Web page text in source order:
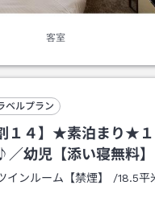
客室
ベルプラン
割１４】★素泊まり★
幼児【添い寝無料】
インルーム【禁煙】 /18.5平